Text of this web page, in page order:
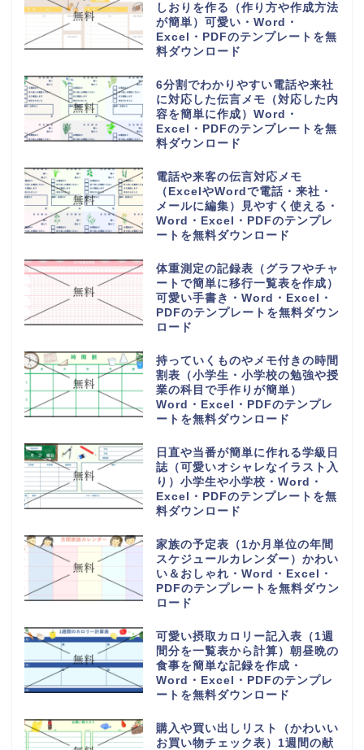
しおりを作る（作り方や作成方法
が簡単）可愛い・Word・
Excel・PDFのテンプレートを無
料ダウンロード
6分割でわかりやすい電話や来社
に対応した伝言メモ（対応した内
容を簡単に作成）Word・
Excel・PDFのテンプレートを無
料ダウンロード
電話や来客の伝言対応メモ
（ExcelやWordで電話・来社・
メールに編集）見やすく使える・
Word・Excel・PDFのテンプレ
ートを無料ダウンロード
体重測定の記録表（グラフやチャ
ートで簡単に移行一覧表を作成）
可愛い手書き・Word・Excel・
PDFのテンプレートを無料ダウン
ロード
持っていくものやメモ付きの時間
割表（小学生・小学校の勉強や授
業の科目で手作りが簡単）
Word・Excel・PDFのテンプレ
ートを無料ダウンロード
日直や当番が簡単に作れる学級日
誌（可愛いオシャレなイラスト入
り）小学生や小学校・Word・
Excel・PDFのテンプレートを無
料ダウンロード
家族の予定表（1か月単位の年間
スケジュールカレンダー）かわい
い＆おしゃれ・Word・Excel・
PDFのテンプレートを無料ダウン
ロード
可愛い摂取カロリー記入表（1週
間分を一覧表から計算）朝昼晩の
食事を簡単な記録を作成・
Word・Excel・PDFのテンプレ
ートを無料ダウンロード
購入や買い出しリスト（かわいい
お買い物チェック表）1週間の献